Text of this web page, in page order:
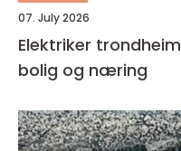
07. July 2026
Elektriker trondheim trygge løsninger for
bolig og næring